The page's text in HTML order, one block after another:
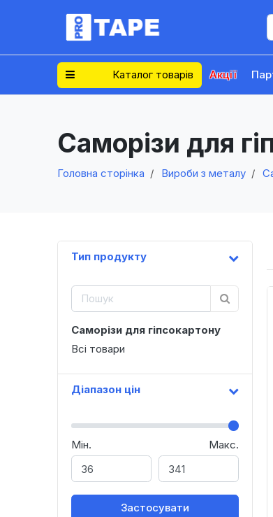
Каталог товарів Акції
Саморізи для
Головна сторінка Вироби з металу
Тип продукту
Саморізи для гіпсокартону
Всі товари
Діапазон цін
Мін. Макс.
Застосувати